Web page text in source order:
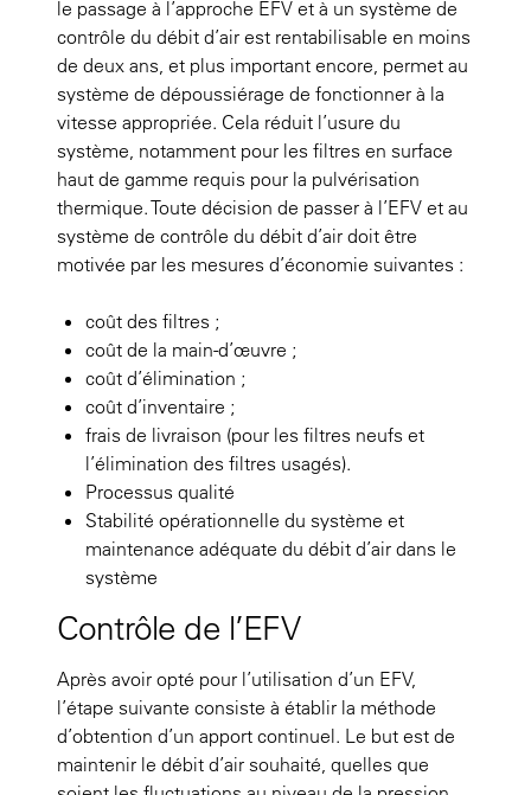
le passage à l’approche EFV et à un système de
contrôle du débit d’air est rentabilisable en moins
de deux ans, et plus important encore, permet au
système de dépoussiérage de fonctionner à la
vitesse appropriée. Cela réduit l’usure du
système, notamment pour les filtres en surface
haut de gamme requis pour la pulvérisation
thermique. Toute décision de passer à l’EFV et au
système de contrôle du débit d’air doit être
motivée par les mesures d’économie suivantes :
coût des filtres ;
coût de la main-d’œuvre ;
coût d’élimination ;
coût d’inventaire ;
frais de livraison (pour les filtres neufs et
l’élimination des filtres usagés).
Processus qualité
Stabilité opérationnelle du système et
maintenance adéquate du débit d’air dans le
système
Contrôle de l’EFV
Après avoir opté pour l’utilisation d’un EFV,
l’étape suivante consiste à établir la méthode
d’obtention d’un apport continuel. Le but est de
maintenir le débit d’air souhaité, quelles que